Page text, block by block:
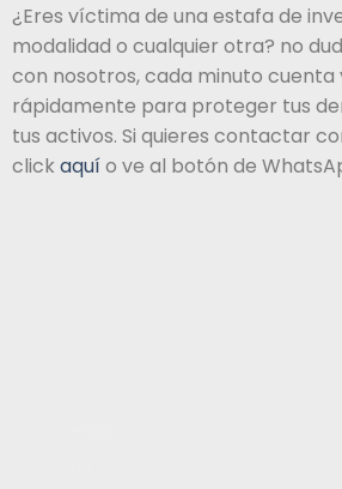
¿Eres víctima de una estafa de
modalidad o cualquier otra? no
con nosotros, cada minuto
rápidamente para proteger tus
tus activos. Si quieres contactar
click aquío ve al botón de